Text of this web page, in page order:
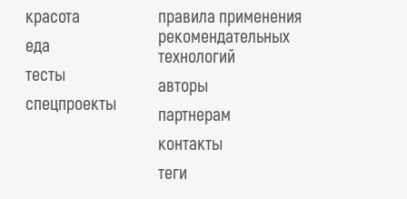
красота
еда
тесты
спецпроекты
правила применения
рекомендательных
технологий
авторы
партнерам
контакты
теги